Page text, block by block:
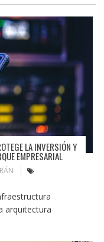
LA INVERSIÓN Y
EMPRESARIAL
arquitectura